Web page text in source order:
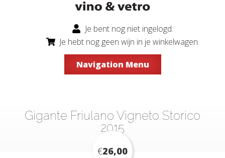
Je bent nog niet ingelogd.
Je hebt nog geen wijn in je winkelwagen.
Navigation Menu
Gigante Friulano Vigneto Storico
2015
€26,00